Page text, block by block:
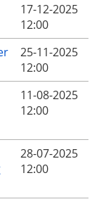
17-12-2025
12:00
25-11-2025
12:00
11-08-2025
12:00
28-07-2025
12:00